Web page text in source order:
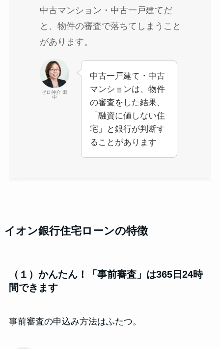
中古マンション・中古一戸建てだ
と、物件の審査で落ちてしまうこと
があります。
ゼロ仲介 田
中
中古一戸建て・中古
マンションは、物件
の審査をした結果、
「融資に値しない住
宅」と銀行が判断す
ることがあります
イオン銀行住宅ローンの特徴
（１）かんたん！「事前審査」は365日24時
間できます
事前審査の申込み方法はふたつ。